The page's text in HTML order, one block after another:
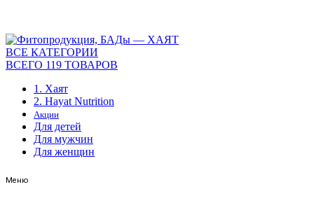
ВСЕ КАТЕГОРИИ
ВСЕГО 119 ТОВАРОВ
1. Хаят
2. Hayat Nutrition
Акции
Для детей
Для мужчин
Для женщин
Меню